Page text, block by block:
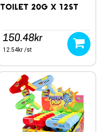
Toilet 20g x 12st
150.48kr
12.54kr /st